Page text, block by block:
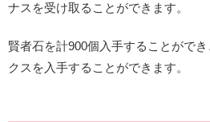
ナスを受け取ることができます。
賢者石を計900個入手することがで
クスを入手することができます。